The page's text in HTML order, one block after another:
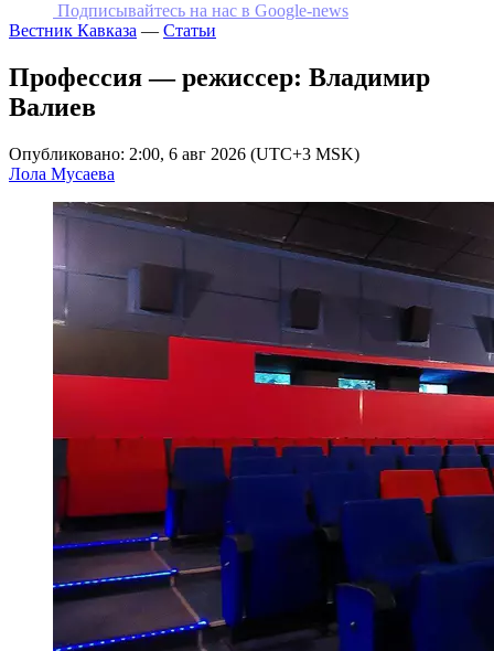
Подписывайтесь на наc в Google-news
Вестник Кавказа — Статьи
Профессия — режиссер: Владимир
Валиев
Опубликовано: 2:00, 6 авг 2026 (UTC+3 MSK)
Лола Мусаева